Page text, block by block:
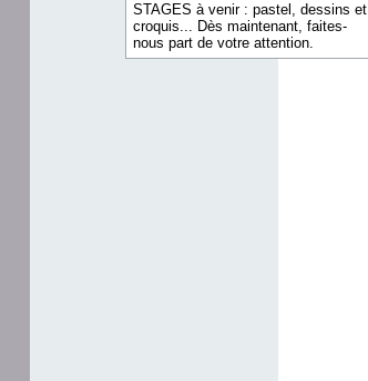
STAGES à venir : pastel, dessins et
croquis... Dès maintenant, faites-
nous part de votre attention.